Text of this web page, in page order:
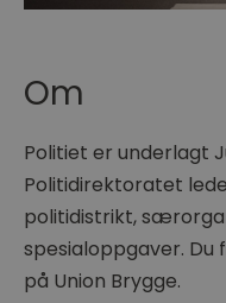
Om
Politiet er underlagt
Politidirektoratet
politidistrikt,
spesialoppgaver. Du
på Union Brygge.